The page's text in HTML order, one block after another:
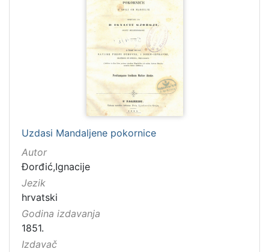
Uzdasi Mandaljene pokornice
Autor
Đorđić,Ignacije
Jezik
hrvatski
Godina izdavanja
1851.
Izdavač